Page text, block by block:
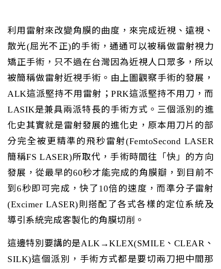
利用雷射來改變角膜的曲度，來完成近視、遠視、
散光(屈光不正)的手術，通通可以被稱做雷射視力
矯正手術，只不過在台灣因為近視人口眾多，所以
被簡稱做雷射近視手術。由上圖觀察手術的發展，
ALK這派堅持不用雷射；PRK這派堅持不用刀，而
LASIK是兼具兩派特長的手術方式。三個派別的進
化史其實就是雷射發展的進化史，原本用刀片的部
分完全被更精準的飛秒雷射(FemtoSecond LASER
簡稱FS LASER)所取代，手術時間往「快」的方向
發展，從最早的60秒才能完成的角膜瓣，到目前不
到6秒即可完成，快了10倍的速度，而準分子雷射
(Excimer LASER)則搭配了各式各樣的定位系統及
導引系統完成客製化的角膜切削。
這邊特別要講的是ALK→KLEX(SMILE、CLEAR、
SILK)這個派別，手術方式都是要切兩刀把中間那